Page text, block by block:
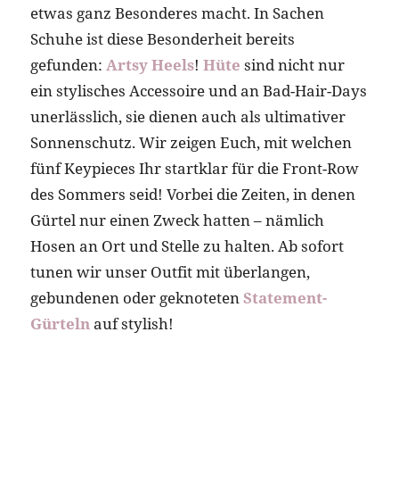
etwas ganz Besonderes macht. In Sachen
Schuhe ist diese Besonderheit bereits
gefunden: Artsy Heels! Hüte sind nicht nur
ein stylisches Accessoire und an Bad-Hair-Days
unerlässlich, sie dienen auch als ultimativer
Sonnenschutz. Wir zeigen Euch, mit welchen
fünf Keypieces Ihr startklar für die Front-Row
des Sommers seid! Vorbei die Zeiten, in denen
Gürtel nur einen Zweck hatten – nämlich
Hosen an Ort und Stelle zu halten. Ab sofort
tunen wir unser Outfit mit überlangen,
gebundenen oder geknotetenStatement-
Gürtelnauf stylish!